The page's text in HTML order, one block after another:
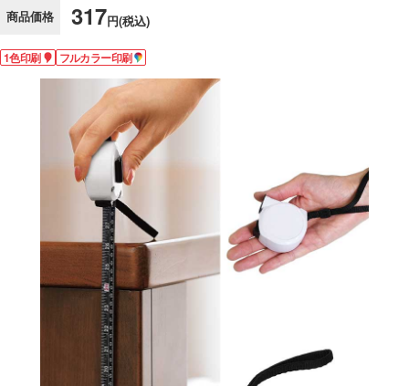
商品価格 317円(税込)
1色印刷 フルカラー印刷